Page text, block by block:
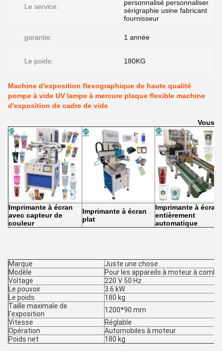
Le service:
personnalisé personnaliser
sérigraphie usine fabricant
fournisseur
garantie: 1 année
Le poids: 180KG
Machine d'exposition flexographique de haute qualité
pompe à vide UV lampe à mercure plaque flexible machine
d'exposition de cadre de vide
Vous
Imprimante à écran
avec capteur de
couleur
Imprimante à écran
plat
Imprimante à écran
entièrement
automatique
Marque
Juste une chose.
Modèle
Pour les appareils à moteur à
Voltage
220 V 50 Hz
Le pouvoir
3.6 kW
Le poids
180 kg
Taille maximale de
l'exposition
1200*90 mm
Vitesse
Réglable
Opération
Automobiles à moteur
Poids net
180 kg